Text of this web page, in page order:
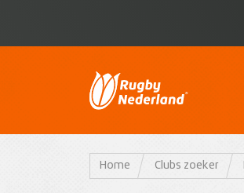
Home Clubs zoeker